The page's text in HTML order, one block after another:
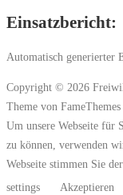
Einsatzbericht:
Automatisch generierter
Copyright © 2026
Theme von FameThemes
Um unsere Webseite für
zu können, verwenden
Webseite stimmen Sie
settings
Akzeptieren